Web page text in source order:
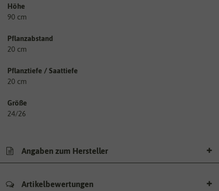
Höhe
90 cm
Pflanzabstand
20 cm
Pflanztiefe / Saattiefe
20 cm
Größe
24/26
Angaben zum Hersteller
Artikelbewertungen